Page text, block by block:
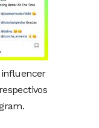
influencer